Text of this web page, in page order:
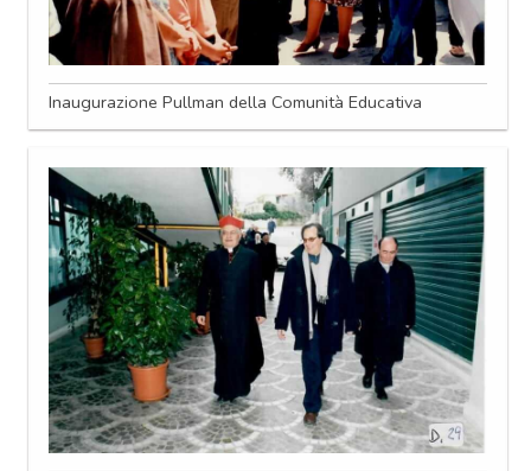
Inaugurazione Pullman della Comunità Educativa